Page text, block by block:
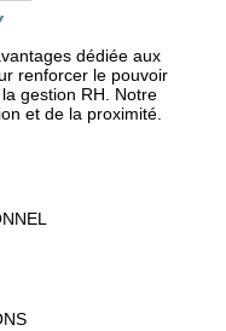
dédiée aux
renforcer le pouvoir
gestion RH. Notre
et de la proximité.